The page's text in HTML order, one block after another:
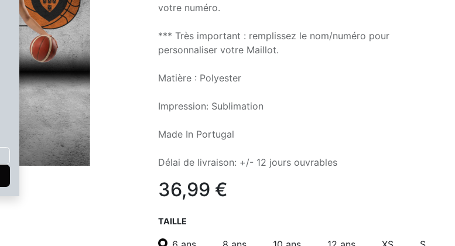
votre numéro.
*** Très important : remplissez le nom/numéro pour
personnaliser votre Maillot.
Matière : Polyester
Impression: Sublimation
Made In Portugal
Délai de livraison: +/- 12 jours ouvrables
36,99 €
TAILLE